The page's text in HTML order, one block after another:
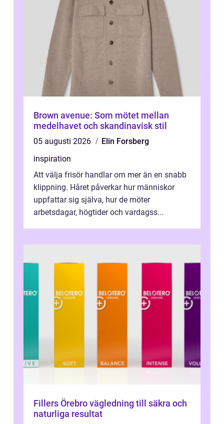
Brown avenue: Som mötet mellan
medelhavet och skandinavisk stil
05 augusti 2026
Elin Forsberg
inspiration
Att välja frisör handlar om mer än en snabb
klippning. Håret påverkar hur människor
uppfattar sig själva, hur de möter
arbetsdagar, högtider och vardagss...
Fillers Örebro vägledning till säkra och
naturliga resultat